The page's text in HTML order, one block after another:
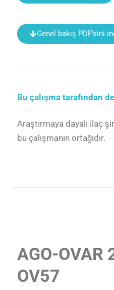
Genel bakış PDF'sini
Bu çalışma tarafından
Araştırmaya dayalı ilaç
bu çalışmanın ortağıdır.
AGO-OVAR
OV57